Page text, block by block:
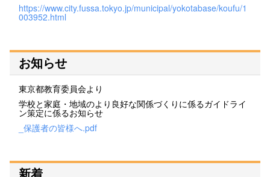
https://www.city.fussa.tokyo.jp/municipal/yokotabase/koufu/1
003952.html
お知らせ
東京都教育委員会より
学校と家庭・地域のより良好な関係づくりに係るガイドライ
ン策定に係るお知らせ
_保護者の皆様へ.pdf